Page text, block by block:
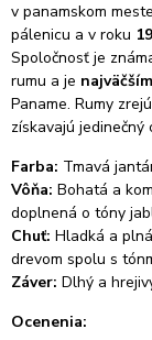
v panamskom meste
pálenicu a v roku
Spoločnosť je
rumu a je
Paname. Rumy
získavajú jedinečný
Farba: Tmavá
Vôňa: Bohatá a
doplnená o tóny
Chuť: Hladká a
drevom spolu s
Záver: Dlhý a
Ocenenia: